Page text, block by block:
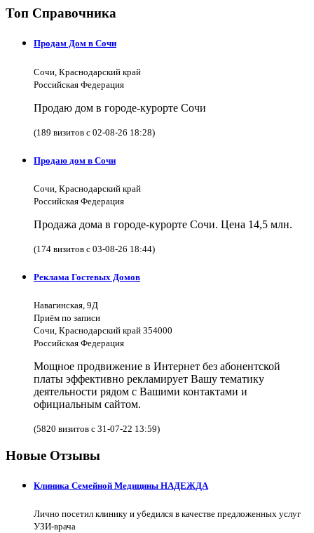
Топ Справочника
Продам Дом в Сочи
Сочи, Краснодарский край
Российская Федерация
Продаю дом в городе-курорте Сочи
(189 визитов с 02-08-26 18:28)
Продаю дом в Сочи
Сочи, Краснодарский край
Российская Федерация
Продажа дома в городе-курорте Сочи. Цена 14,5 млн.
(174 визитов с 03-08-26 18:44)
Реклама Гостевых Домов
Навагинская, 9Д
Приём по записи
Сочи, Краснодарский край 354000
Российская Федерация
Мощное продвижение в Интернет без абонентской
платы эффективно рекламирует Вашу тематику
деятельности рядом с Вашими контактами и
официальным сайтом.
(5820 визитов с 31-07-22 13:59)
Новые Отзывы
Клиника Семейной Медицины НАДЕЖДА
Лично посетил клинику и убедился в качестве предложенных услуг
УЗИ-врача